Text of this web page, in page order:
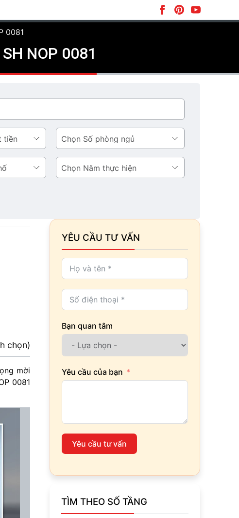
0081
NOP 0081
Số
phòng
ngủ
Năm
thực
chọn)
mời
0081
YÊU CẦU TƯ VẤN
Bạn quan tâm
Yêu cầu của bạn
Yêu cầu tư vấn
TÌM THEO SỐ TẦNG